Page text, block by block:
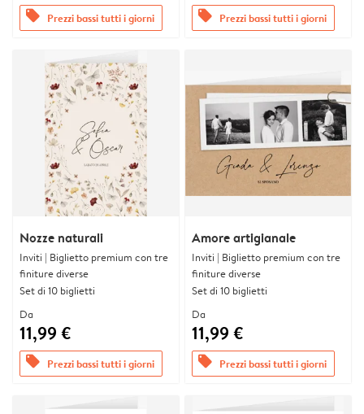
offers Prezzi bassi tutti i giorni offers Prezzi bassi tutti i giorni
Nozze naturali
Inviti | Biglietto premium con tre
finiture diverse
Set di 10 biglietti
Da
11,99 €
offers Prezzi bassi tutti i giorni
Amore artigianale
Inviti | Biglietto premium con tre
finiture diverse
Set di 10 biglietti
Da
11,99 €
offers Prezzi bassi tutti i giorni